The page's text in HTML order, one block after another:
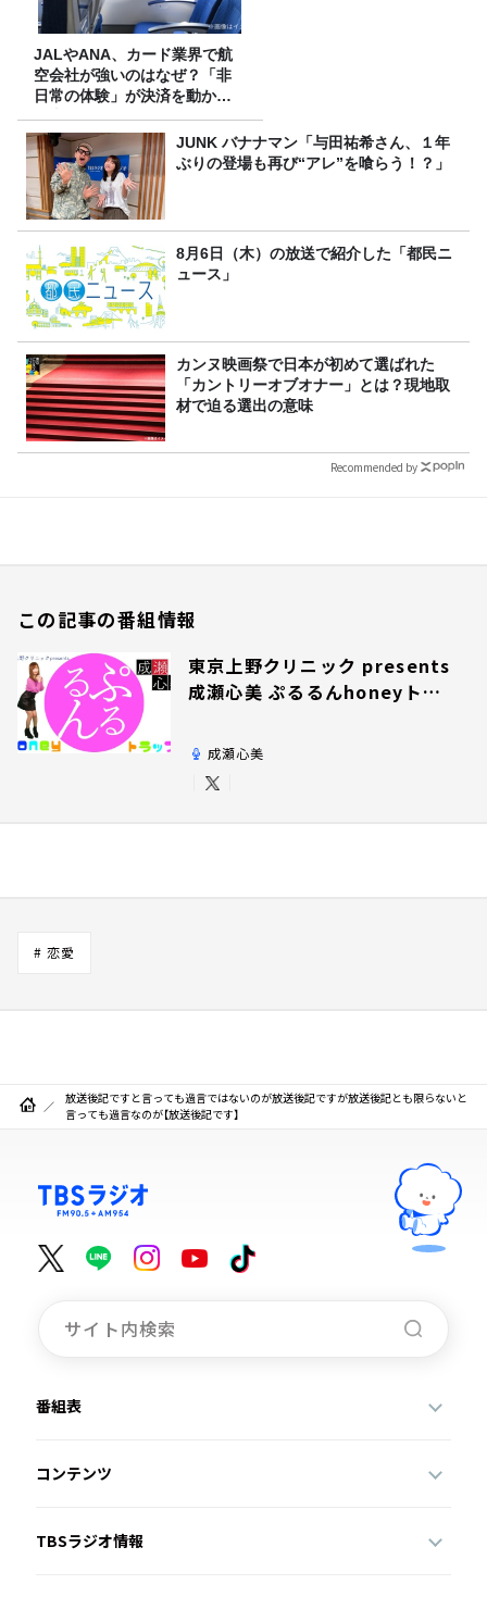
JALやANA、カード業界で航
空会社が強いのはなぜ？「非
日常の体験」が決済を動かす
理由
JUNK バナナマン「与田祐希さん、１年
ぶりの登場も再び“アレ”を喰らう！？」
8月6日（木）の放送で紹介した「都民ニ
ュース」
カンヌ映画祭で日本が初めて選ばれた
「カントリーオブオナー」とは？現地取
材で迫る選出の意味
Recommended by
この記事の番組情報
東京上野クリニック presents
成瀬心美 ぷるるんhoneyトラ
成瀬心美
# 恋愛
放送後記ですと言っても過言ではないのが放送後記ですが放送後記とも限らないと
言っても過言なのが【放送後記です】
番組表
コンテンツ
TBSラジオ情報